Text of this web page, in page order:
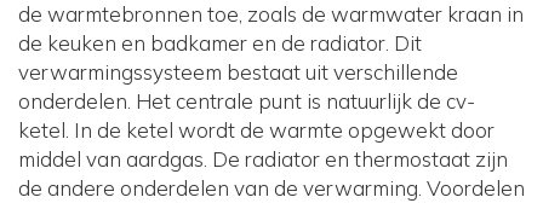
de warmtebronnen toe, zoals de warmwater kraan in
de keuken en badkamer en de radiator. Dit
verwarmingssysteem bestaat uit verschillende
onderdelen. Het centrale punt is natuurlijk de cv-
ketel. In de ketel wordt de warmte opgewekt door
middel van aardgas. De radiator en thermostaat zijn
de andere onderdelen van de verwarming. Voordelen